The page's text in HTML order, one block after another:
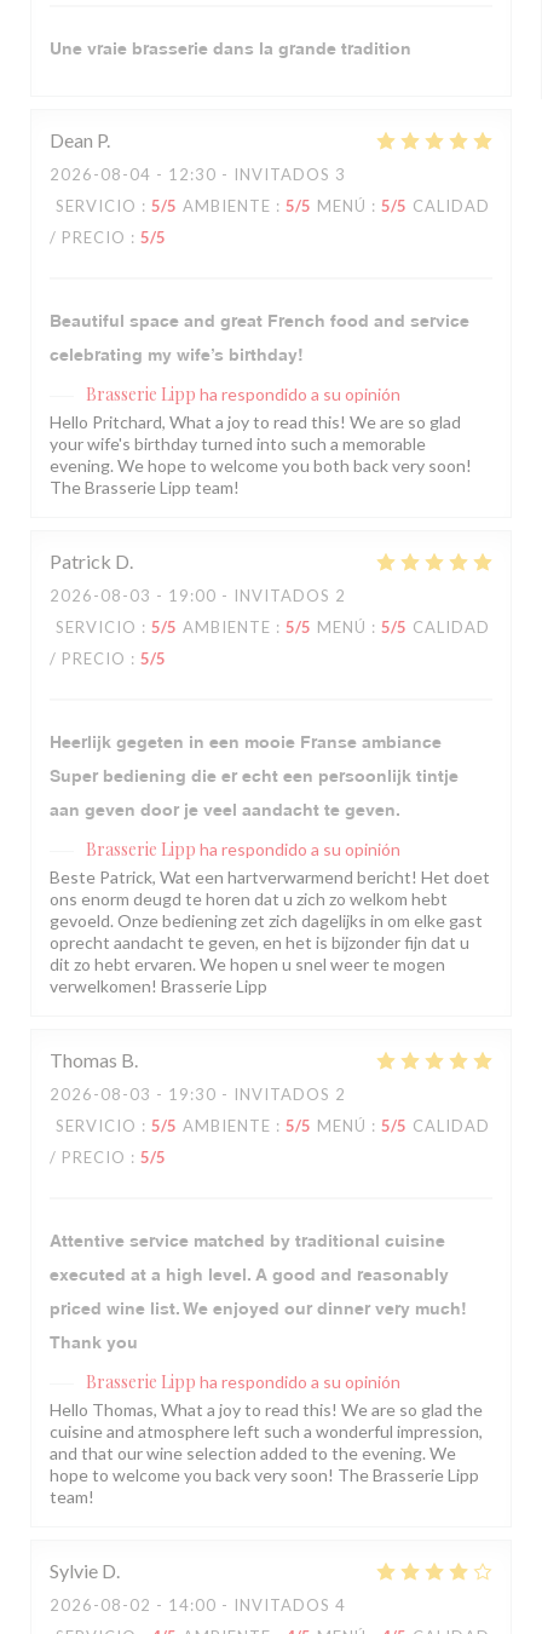
Une vraie brasserie dans la grande tradition
Dean P
2026-08-04 - 12:30 - INVITADOS 3
SERVICIO : 5/5 AMBIENTE : 5/5 MENÚ : 5/5 CALIDAD
/ PRECIO : 5/5
Beautiful space and great French food and service
celebrating my wife’s birthday!
Brasserie Lipp ha respondido a su opinión
Hello Pritchard, What a joy to read this! We are so glad
your wife's birthday turned into such a memorable
evening. We hope to welcome you both back very soon!
The Brasserie Lipp team!
Patrick D
2026-08-03 - 19:00 - INVITADOS 2
SERVICIO : 5/5 AMBIENTE : 5/5 MENÚ : 5/5 CALIDAD
/ PRECIO : 5/5
Heerlijk gegeten in een mooie Franse ambiance
Super bediening die er echt een persoonlijk tintje
aan geven door je veel aandacht te geven.
Brasserie Lipp ha respondido a su opinión
Beste Patrick, Wat een hartverwarmend bericht! Het doet
ons enorm deugd te horen dat u zich zo welkom hebt
gevoeld. Onze bediening zet zich dagelijks in om elke gast
oprecht aandacht te geven, en het is bijzonder fijn dat u
dit zo hebt ervaren. We hopen u snel weer te mogen
verwelkomen! Brasserie Lipp
Thomas B
2026-08-03 - 19:30 - INVITADOS 2
SERVICIO : 5/5 AMBIENTE : 5/5 MENÚ : 5/5 CALIDAD
/ PRECIO : 5/5
Attentive service matched by traditional cuisine
executed at a high level. A good and reasonably
priced wine list. We enjoyed our dinner very much!
Thank you
Brasserie Lipp ha respondido a su opinión
Hello Thomas, What a joy to read this! We are so glad the
cuisine and atmosphere left such a wonderful impression,
and that our wine selection added to the evening. We
hope to welcome you back very soon! The Brasserie Lipp
team!
Sylvie D
2026-08-02 - 14:00 - INVITADOS 4